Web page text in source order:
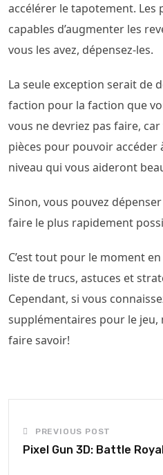
accélérer le tapotement. Les
capables d’augmenter les
vous les avez, dépensez-les.
La seule exception serait de
faction pour la faction que
vous ne devriez pas faire,
pièces pour pouvoir accéder
niveau qui vous aideront
Sinon, vous pouvez
faire le plus rapidement
C’est tout pour le moment
liste de trucs, astuces et
Cependant, si vous
supplémentaires pour le jeu,
faire savoir!
PREVIOUS POST
Pixel Gun 3D: Battle